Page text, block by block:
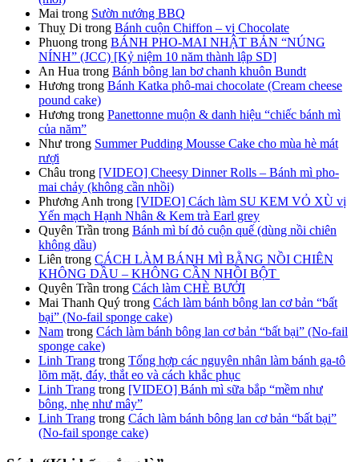
Mai trong Sườn nướng BBQ
Thuỵ Di trong Bánh cuộn Chiffon – vị Chocolate
Phuong trong BÁNH PHO-MAI NHẬT BẢN “NÚNG
NÍNH” (JCC) [Kỷ niệm 10 năm thành lập SD]
An Hua trong Bánh bông lan bơ chanh khuôn Bundt
Hương trong Bánh Katka phô-mai chocolate (Cream cheese
pound cake)
Hương trong Panettonne muộn & danh hiệu “chiếc bánh mì
của năm”
Như trong Summer Pudding Mousse Cake cho mùa hè mát
rượi
Châu trong [VIDEO] Cheesy Dinner Rolls – Bánh mì pho-
mai chảy (không cần nhồi)
Phương Anh trong [VIDEO] Cách làm SU KEM VỎ XÙ vị
Yến mạch Hạnh Nhân & Kem trà Earl grey
Quyên Trần trong Bánh mì bí đỏ cuộn quế (dùng nồi chiên
không dầu)
Liên trong CÁCH LÀM BÁNH MÌ BẰNG NỒI CHIÊN
KHÔNG DẦU – KHÔNG CẦN NHỒI BỘT
Quyên Trần trong Cách làm CHÈ BƯỞI
Mai Thanh Quý trong Cách làm bánh bông lan cơ bản “bất
bại” (No-fail sponge cake)
Nam trong Cách làm bánh bông lan cơ bản “bất bại” (No-fail
sponge cake)
Linh Trang trong Tổng hợp các nguyên nhân làm bánh ga-tô
lõm mặt, đáy, thắt eo và cách khắc phục
Linh Trang trong [VIDEO] Bánh mì sữa bắp “mềm như
bông, nhẹ như mây”
Linh Trang trong Cách làm bánh bông lan cơ bản “bất bại”
(No-fail sponge cake)